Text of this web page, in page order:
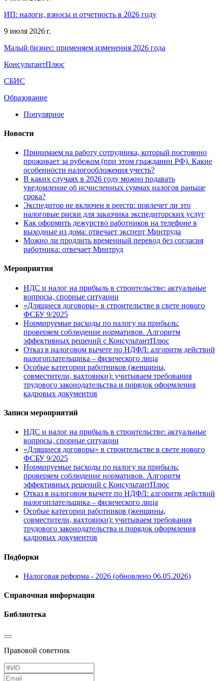
ИП: налоги, взносы и отчетность в 2026 году
9 июля 2026 г.
Малый бизнес: применяем изменения 2026 года
КонсультантПлюс
СБИС
Образование
Популярное
Новости
Принимаем на работу сотрудника, который постоянно
проживает за рубежом (при этом гражданин РФ). Какие
особенности налогообложения учесть?
В каких случаях в 2026 году можно подавать
уведомление об исчисленных суммах налогов раньше
срока?
Экспедитор не включен в реестр: повлечет ли это
налоговые риски для заказчика экспедиторских услуг
Как оформить дежурство работников на телефоне в
выходные из дома: отвечает эксперт Минтруда
Можно ли продлить временный перевод без согласия
работника: отвечает Минтруд
Мероприятия
НДС и налог на прибыль в строительстве: актуальные
вопросы, спорные ситуации
«Длящиеся договоры» в строительстве в свете нового
ФСБУ 9/2025
Нормируемые расходы по налогу на прибыль:
проверяем соблюдение нормативов. Алгоритм
эффективных решений с КонсультантПлюс
Отказ в налоговом вычете по НДФЛ: алгоритм действий
налогоплательщика – физического лица
Особые категории работников (женщины,
совместители, вахтовики): учитываем требования
трудового законодательства и порядок оформления
кадровых документов
Записи мероприятий
НДС и налог на прибыль в строительстве: актуальные
вопросы, спорные ситуации
«Длящиеся договоры» в строительстве в свете нового
ФСБУ 9/2025
Нормируемые расходы по налогу на прибыль:
проверяем соблюдение нормативов. Алгоритм
эффективных решений с КонсультантПлюс
Отказ в налоговом вычете по НДФЛ: алгоритм действий
налогоплательщика – физического лица
Особые категории работников (женщины,
совместители, вахтовики): учитываем требования
трудового законодательства и порядок оформления
кадровых документов
Подборки
Налоговая реформа - 2026 (обновлено 06.05.2026)
Справочная информация
Библиотека
Правовой советник